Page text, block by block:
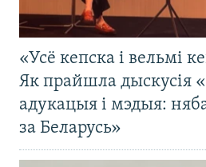
«Усё кепска і вельмі
Як прайшла дыскусія
адукацыя і мэдыя:
за Беларусь»